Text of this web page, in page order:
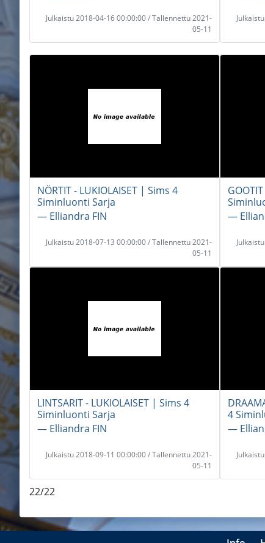
Julkaistu 2018-04-16 00:00:00 / Tallennettu 2021-
05-11
NÖRTIT - LUKIOLAISET | Sims 4
Siminluonti Sarja
― Elliandra FIN
Julkaistu 2018-07-13 00:00:00 / Tallennettu 2021-
05-11
―
LINTSARIT - LUKIOLAISET | Sims 4
Siminluonti Sarja
― Elliandra FIN
Julkaistu 2018-09-11 00:00:00 / Tallennettu 2021-
05-11
4
―
22/22